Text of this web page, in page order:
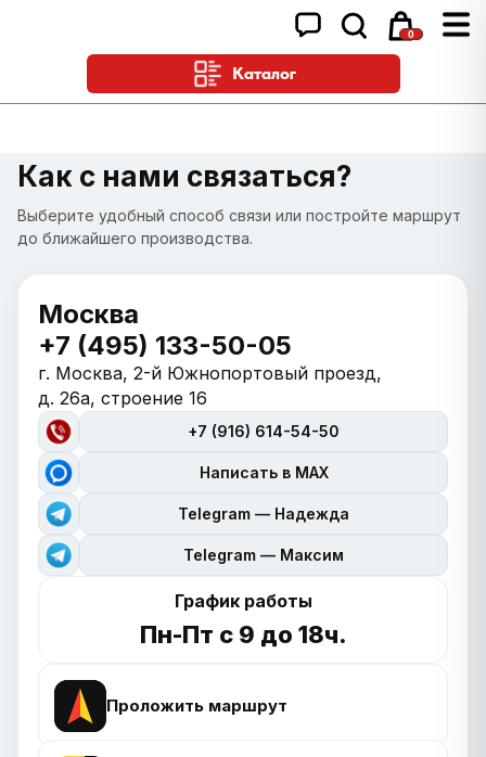
0
Каталог
Как с нами связаться?
Выберите удобный способ связи или постройте маршрут
до ближайшего производства.
Москва
+7 (495) 133-50-05
г. Москва, 2-й Южнопортовый проезд,
д. 26а, строение 16
+7 (916) 614-54-50
Написать в MAX
Telegram — Надежда
Telegram — Максим
График работы
Пн-Пт с 9 до 18ч.
Проложить маршрут